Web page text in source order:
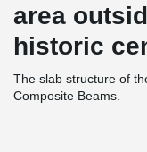
area
historic
The slab structure of
Composite Beams.